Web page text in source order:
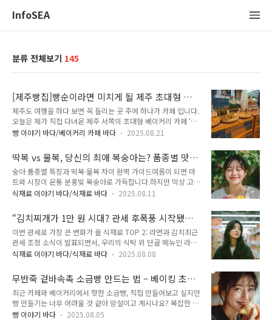
InfoSEA
분류 전체보기 145
[제주빵집]빵순이라면 미치게 될 제주 초대형 베
이커리 카페, 제주당 솔직 방문기
제주도 여행을 하다 보면 꼭 들리는 곳 주에 하나가 카페 입니다.
오늘은 제가 직접 다녀온 제주 서쪽의 초대형 베이커리 카페 ‘제
주당’을 소개하려고 합니다.📍 제주 서쪽 여행 중 발견한 ‘제주
눈에 띄는 큰 건물이 바로 제주당이에요. 규모가 어마어마해서
멀리서도 단번에 알아볼 수 있었습니다. 외부 건물만 보고는 베
이커리카페라고 생각할수도 없었어요. 주차장도 넓고, 외관부터
굉장히 세련돼 있어서 도착하자마자 ‘세련된 미술관’ 이다 싶을
정도에요. 📸 사진 맛집 카페안으로 들어서면 통창으로 들어오
리어는 농사를 모티브로 한 다양한 인테리어가 눈에 들어왔어요.
포인트 있는 테라링룸들이..
빵 이야기 바다/베이커리 카페 바다 2025.08.21
딱복 vs 물복, 당신의 최애 복숭아는? 품종별 맛
비교 완전정복
숭아 품종별 특징과 딱복·물복 차이 완벽 가이드여름이 되면 마
트와 시장이 온통 분홍빛 복숭아로 가득합니다.하지만 막상 고르
려면 ‘딱복이 좋을까, 물복이 좋을까?’ ‘품종마다 맛이 얼마나 다
·물복의 차이를 한 번에 정리해 드립니다.1. 복숭아 품종별 특징
① 백도계(White Peach)과육이 흰색 또는 연분홍색당도가 높
고 부드러운 식감대표 품종: 천도백도, 수향백도, 대옥백도대부
분 물복 성향이 강함향이 풍부하고 과즙이 많아 생과용으로 인기
② 황도계(Yellow Peach)과육이 노란색, 서양 품종에서 많이
스위트골드달콤함과 산미가 조화로움주스, 통조림, 잼으로 많이
활용③ 천도계(N..
식재료 이야기 바다/식재료 바다 2025.08.11
“김치찌개가 1만 원 시대? 관세 후폭풍 시작됐
다” - 이번 관세로 가장 큰 변화가 올 식재료
TOP 2
이번 관세로 가장 큰 변화가 올 식재료 TOP 2: 라면과 김치최근
관세 조정 소식이 발표되면서, 우리의 식탁 위 단골 메뉴인 라면
과 김치가 큰 변화를 맞이하게 되었습니다.이번 변화는 단순히
줄 것으로 보입니다. 1. 라면 – 서민 간식이 된 ‘프리미엄 메뉴’?
라면은 오랫동안 ‘언제나 저렴하고 간편한 한 끼’로 사랑받아 왔
습니다.하지만 이번 관세 인상으로 수입 밀과 건더기 스프 재료
의 가격이 오르면서, 라면 한 봉지 가격이 평균 10~15%가량 상
승할 전망입니다.변화 포인트대형 마트의 라면 박스 구매 할인
식재료 이야기 바다/식재료 바다 2025.08.08
무반죽 겉바속촉 소금빵 만드는 법 – 베이킹 초보
도 성공!
최근 카페와 베이커리에서 핫한 소금빵, 직접 만들어보고 싶지만
빵 만들기는 너무 어려울 것 같아 망설이고 계시나요? 복잡한 반
죽 과정 없이도 겉바속촉한 소금빵을 집에서 쉽게 만들 수 있는
빵 이야기 바다 2025.08.05